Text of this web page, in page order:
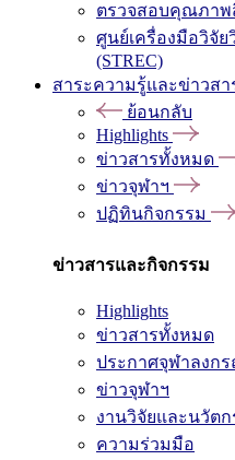
ตรวจสอบคุณภาพ
ศูนย์เครื่องมือวิจั
(STREC)
สาระความรู้และข่าวสา
ย้อนกลับ
Highlights
ข่าวสารทั้งหมด
ข่าวจุฬาฯ
ปฏิทินกิจกรรม
ข่าวสารและกิจกรรม
Highlights
ข่าวสารทั้งหมด
ประกาศจุฬาลงก
ข่าวจุฬาฯ
งานวิจัยและนวัตก
ความร่วมมือ